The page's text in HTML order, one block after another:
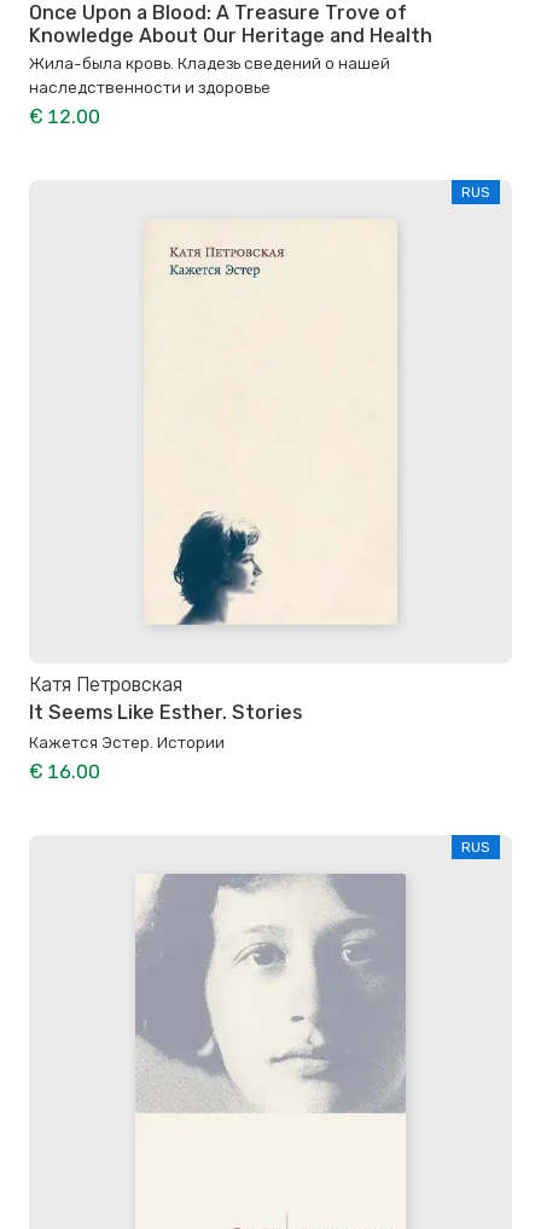
Once Upon a Blood: A Treasure Trove of
Knowledge About Our Heritage and Health
Жила-была кровь. Кладезь сведений о нашей
наследственности и здоровье
€ 12.00
RUS
Катя Петровская
It Seems Like Esther. Stories
Кажется Эстер. Истории
€ 16.00
RUS